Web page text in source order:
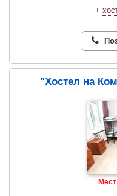
+
"Хостел на